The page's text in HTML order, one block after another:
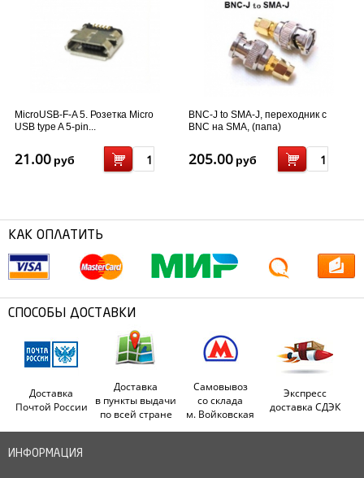
MicroUSB-F-A 5. Розетка Micro
USB type A 5-pin...
21.00 руб
BNC-J to SMA-J, переходник с
BNC на SMA, (папа)
205.00 руб
КАК ОПЛАТИТЬ
СПОСОБЫ ДОСТАВКИ
Доставка
Почтой России
Доставка
в пункты выдачи
по всей стране
Самовывоз
со склада
м. Войковская
Экспресс
доставка СДЭК
ИНФОРМАЦИЯ